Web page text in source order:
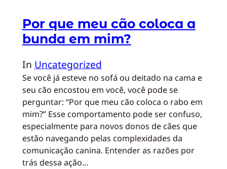
Por que meu cão coloca a
bunda em mim?
In Uncategorized
Se você já esteve no sofá ou deitado na cama e
seu cão encostou em você, você pode se
perguntar: “Por que meu cão coloca o rabo em
mim?” Esse comportamento pode ser confuso,
especialmente para novos donos de cães que
estão navegando pelas complexidades da
comunicação canina. Entender as razões por
trás dessa ação…